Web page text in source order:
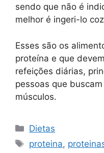
sendo que não é
melhor é ingeri-lo
Esses são os
proteína e que
refeições diárias,
pessoas que
músculos.
Categorias
Dietas
Tags
proteina,